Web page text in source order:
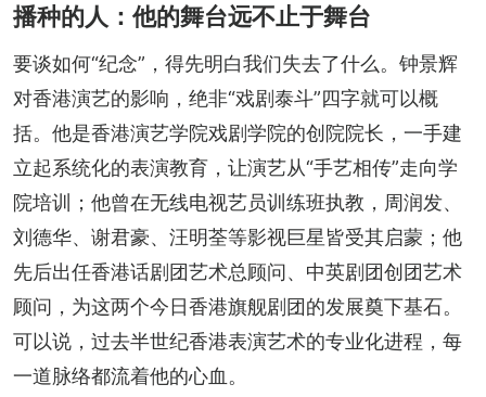
播种的人：他的舞台远不止于舞台
要谈如何“纪念”，得先明白我们失去了什么。钟景辉
对香港演艺的影响，绝非“戏剧泰斗”四字就可以概
括。他是香港演艺学院戏剧学院的创院院长，一手建
立起系统化的表演教育，让演艺从“手艺相传”走向学
院培训；他曾在无线电视艺员训练班执教，周润发、
刘德华、谢君豪、汪明荃等影视巨星皆受其启蒙；他
先后出任香港话剧团艺术总顾问、中英剧团创团艺术
顾问，为这两个今日香港旗舰剧团的发展奠下基石。
可以说，过去半世纪香港表演艺术的专业化进程，每
一道脉络都流着他的心血。